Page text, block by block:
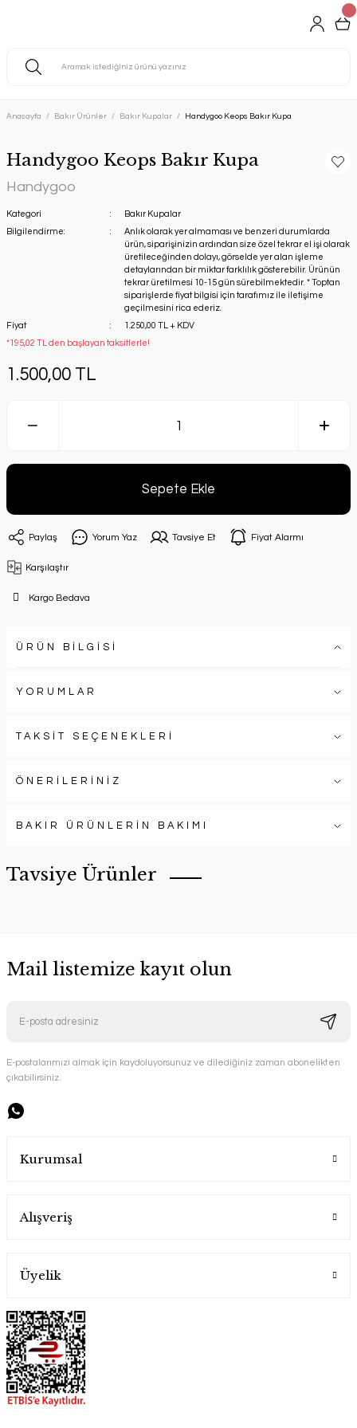
Anasayfa Bakır Ürünler Bakır Kupalar Handygoo Keops Bakır Kupa
Handygoo Keops Bakır Kupa
Handygoo
Kategori
Bakır Kupalar
Bilgilendirme:
Anlık olarak yer almaması ve benzeri durumlarda
ürün, siparişinizin ardından size özel tekrar el işi olarak
üretileceğinden dolayı, görselde yer alan işleme
detaylarından bir miktar farklılık gösterebilir. Ürünün
tekrar üretilmesi 10-15 gün sürebilmektedir. * Toptan
siparişlerde fiyat bilgisi için tarafımız ile iletişime
geçilmesini rica ederiz.
Fiyat
1.250,00 TL + KDV
*195,02 TL den başlayan taksitlerle!
1.500,00 TL
Sepete Ekle
Paylaş Yorum Yaz Tavsiye Et Fiyat Alarmı
Karşılaştır
Kargo Bedava
ÜRÜN BİLGİSİ
YORUMLAR
TAKSİT SEÇENEKLERİ
ÖNERİLERİNİZ
BAKIR ÜRÜNLERİN BAKIMI
Tavsiye Ürünler
Mug Style Bakır Kupa
1.600,00 TL
Mail listemize kayıt olun
E-postalarımızı almak için kaydoluyorsunuz ve dilediğiniz zaman abonelikten
çıkabilirsiniz.
Kurumsal
Alışveriş
Üyelik